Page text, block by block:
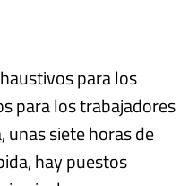
para los
para los trabajadores
unas siete horas de
hay puestos